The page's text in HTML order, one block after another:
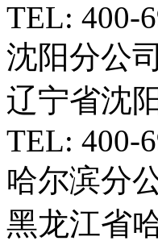
TEL: 400-
沈阳分公司
辽宁省沈
TEL: 400-
哈尔滨分
黑龙江省